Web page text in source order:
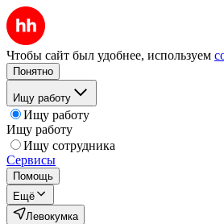
Чтобы сайт был удобнее, используем
Понятно
Ищу работу
Ищу работу
Ищу работу
Ищу сотрудника
Сервисы
Помощь
Ещё
Левокумка